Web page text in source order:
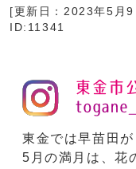
[更新日： 2023年5月9
ID:11341
東金では早苗田が
5月の満月は、花